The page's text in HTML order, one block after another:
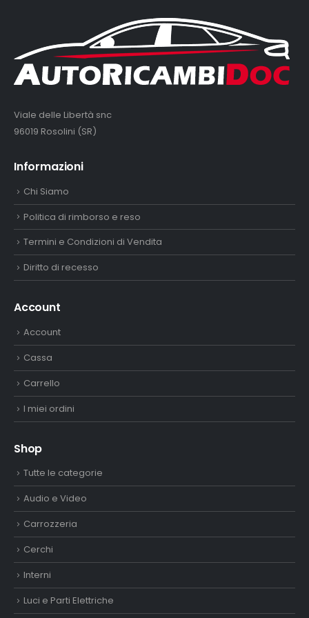
Viale delle Libertà snc
96019 Rosolini (SR)
Informazioni
Chi Siamo
Politica di rimborso e reso
Termini e Condizioni di Vendita
Diritto di recesso
Account
Account
Cassa
Carrello
I miei ordini
Shop
Tutte le categorie
Audio e Video
Carrozzeria
Cerchi
Interni
Luci e Parti Elettriche